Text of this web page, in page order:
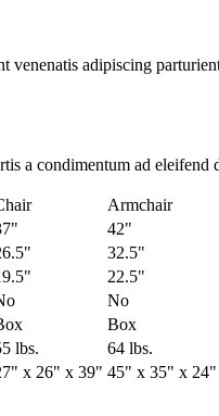
venenatis adipiscing
a condimentum ad eleifend
Armchair
42"
32.5"
22.5"
No
Box
lbs. 64 lbs.
x 26" x 39" 45" x 35" x 24"